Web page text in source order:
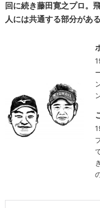
回に続き藤田寛之プロ。
人には共通する部分があ